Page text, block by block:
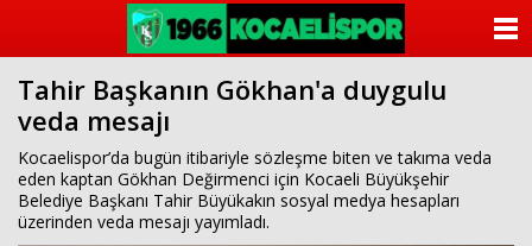
Tahir Başkanın Gökhan'a duygulu
veda mesajı
Kocaelispor’da bugün itibariyle sözleşme biten ve takıma veda
eden kaptan Gökhan Değirmenci için Kocaeli Büyükşehir
Belediye Başkanı Tahir Büyükakın sosyal medya hesapları
üzerinden veda mesajı yayımladı.
ANASAYFA
KATEGORİLER
ANKETLER